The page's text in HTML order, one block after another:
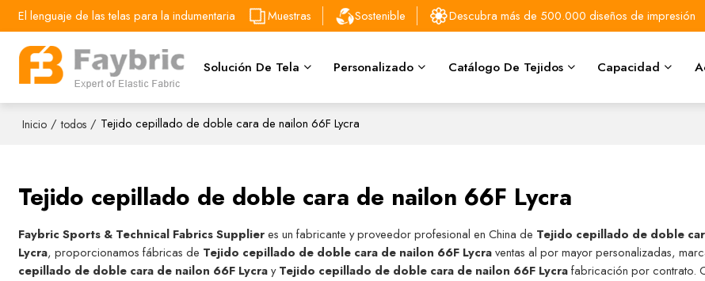
El lenguaje de las telas para la indumentaria Muestras Sostenible Descubra más de 500.000 diseños de impresión
Solución De Tela Personalizado Catálogo De Tejidos Capacidad
Inicio / todos / Tejido cepillado de doble cara de nailon 66F Lycra
Tejido cepillado de doble cara de nailon 66F Lycra
Faybric Sports & Technical Fabrics Supplieres un fabricante y proveedor profesional en China de Tejido cepillado de doble
Lycra, proporcionamos fábricas de Tejido cepillado de doble cara de nailon 66F Lycraventas al por mayor personalizadas,
cepillado de doble cara de nailon 66F LycrayTejido cepillado de doble cara de nailon 66F Lycrafabricación por contrato.